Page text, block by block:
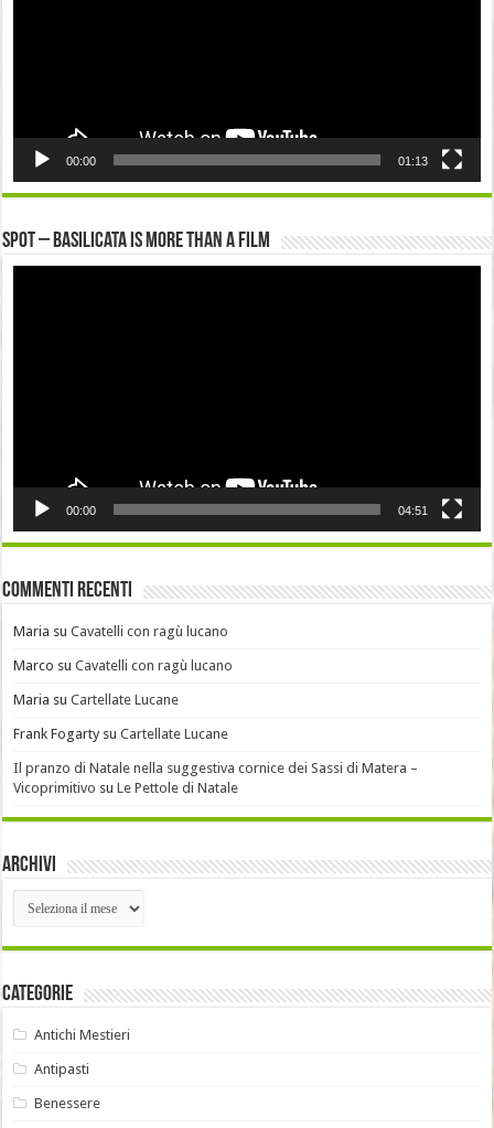
00:00 01:13
Spot – Basilicata is more than a Film
00:00 04:51
Commenti recenti
Maria suCavatelli con ragù lucano
Marco suCavatelli con ragù lucano
Maria suCartellate Lucane
Frank FogartysuCartellate Lucane
Il pranzo di Natale nella suggestiva cornice dei Sassi di Matera –
Vicoprimitivo suLe Pettole di Natale
Archivi
Archivi
Categorie
Antichi Mestieri
Antipasti
Benessere